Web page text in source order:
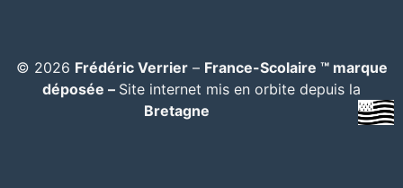
© 2026 Frédéric Verrier– France-Scolaire ™ marque
déposée – Site internet mis en orbite depuis la
Bretagne